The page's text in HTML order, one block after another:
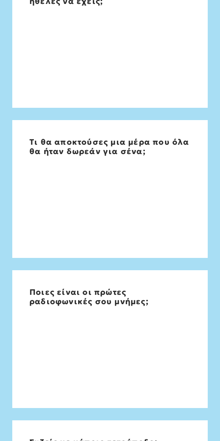
Τι θα αποκτούσες μια μέρα που όλα
θα ήταν δωρεάν για σένα;
Βιβλία για όλα τα παιδιά του κόσμου
Ποιες είναι οι πρώτες
ραδιοφωνικές σου μνήμες;
Στο αμάξι συνήθως με τον πατέρα μου το
ράδιο έπαιζε πάντα Σαββοπουλο κι